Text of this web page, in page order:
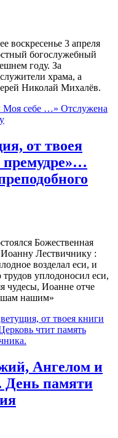
воскресенье 3 апреля
богослужебный
году. За
храма, а
Николай Михалёв.
Моя себе …» Отслужена
от твоея
премудре»…
Божественная
Иоанну Лествичнику :
возделал еси, и
уплодоносил еси,
чудесы, Иоанне отче
нашим»
от твоея книги
чтит память
Ангелом и
День памяти